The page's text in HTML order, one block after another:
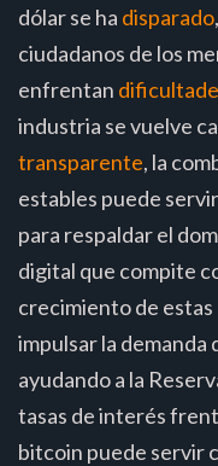
dólar se ha disparado
ciudadanos de los
enfrentan
industria se vuelve
transparente, la
estables puede
para respaldar el
digital que compite
crecimiento de
impulsar la demanda
ayudando a la
tasas de interés
bitcoin puede servir